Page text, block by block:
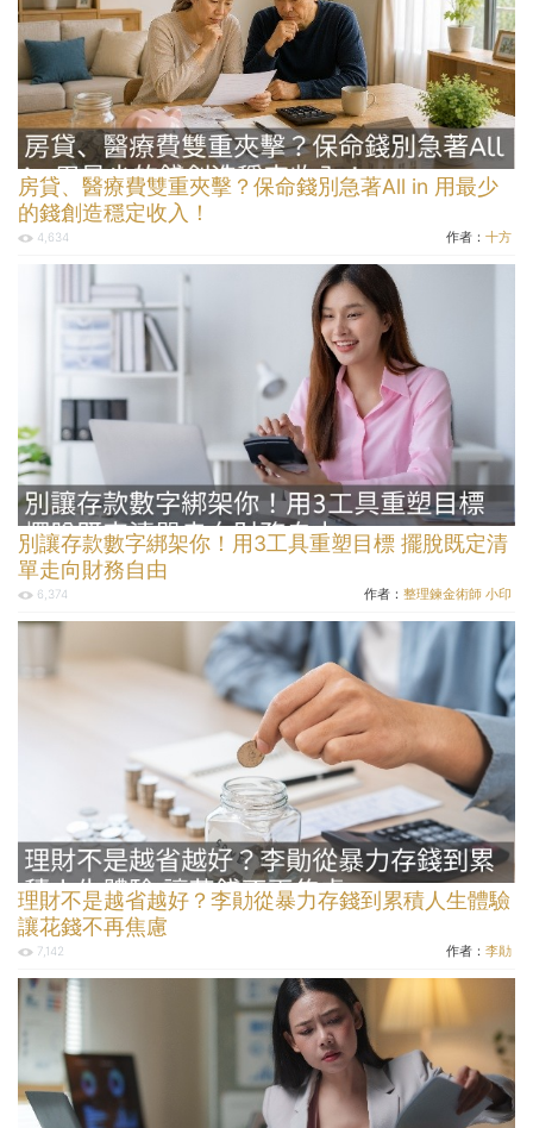
房貸、醫療費雙重夾擊？保命錢別急著All in 用最少
的錢創造穩定收入！
4,634 作者： 十方
別讓存款數字綁架你！用3工具重塑目標 擺脫既定清
單走向財務自由
6,374 作者： 整理鍊金術師 小印
理財不是越省越好？李勛從暴力存錢到累積人生體驗
讓花錢不再焦慮
7,142 作者： 李勛